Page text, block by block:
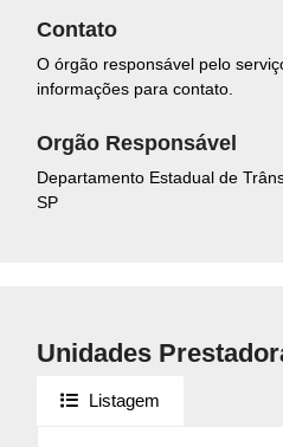
Contato
O órgão responsável pelo
informações para contato.
Orgão Responsável
Departamento Estadual de
SP
Unidades
Listagem